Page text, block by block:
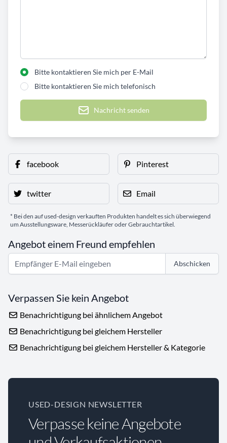
Bitte kontaktieren Sie mich per E-Mail
Bitte kontaktieren Sie mich telefonisch
Nachricht senden
facebook Pinterest
twitter Email
* Bei den auf used-design verkauften Produkten handelt es sich überwiegend
um Ausstellungsware, Messerückläufer oder Gebrauchtartikel.
Angebot einem Freund empfehlen
Abschicken
Verpassen Sie kein Angebot
Benachrichtigung bei ähnlichem Angebot
Benachrichtigung bei gleichem Hersteller
Benachrichtigung bei gleichem Hersteller & Kategorie
USED-DESIGN NEWSLETTER
Verpasse keine Angebote